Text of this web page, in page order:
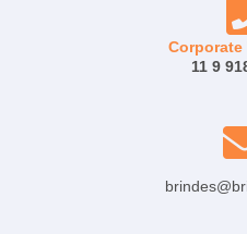
Corporate
11 9